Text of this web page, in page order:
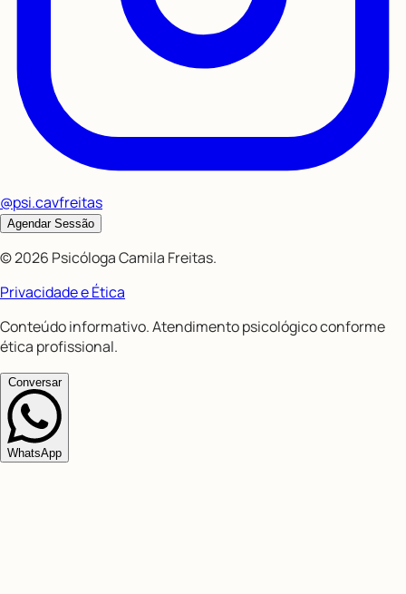
@psi.cavfreitas
Agendar Sessão
©2026 Psicóloga Camila Freitas.
Privacidade e Ética
Conteúdo informativo. Atendimento psicológico conforme
ética profissional.
Conversar
WhatsApp